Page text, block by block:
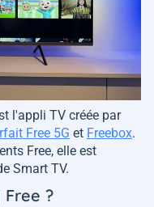
l'appli TV créée par
Free 5G et Freebox.
Free, elle est
Smart TV.
Free ?